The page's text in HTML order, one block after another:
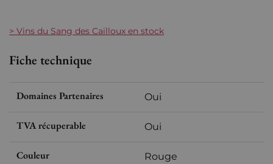
> Vins du Sang des Cailloux en stock
Fiche technique
Domaines Partenaires Oui
TVA récuperable Oui
Couleur Rouge